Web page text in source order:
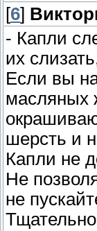
[6]
- Капли
их
Если вы
масляных
шерсть и
Капли не
Не
не